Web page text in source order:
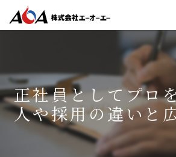
正社員としてプロ
人や採用の違いと